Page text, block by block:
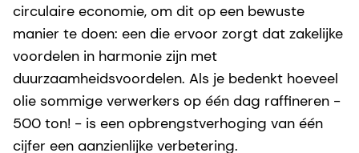
circulaire economie, om dit op een bewuste
manier te doen: een die ervoor zorgt dat zakelijke
voordelen in harmonie zijn met
duurzaamheidsvoordelen. Als je bedenkt hoeveel
olie sommige verwerkers op één dag raffineren -
500 ton! - is een opbrengstverhoging van één
cijfer een aanzienlijke verbetering.